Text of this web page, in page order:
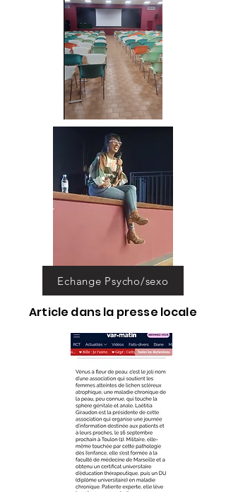
Echange Psycho/sexo
Article dans la presse locale